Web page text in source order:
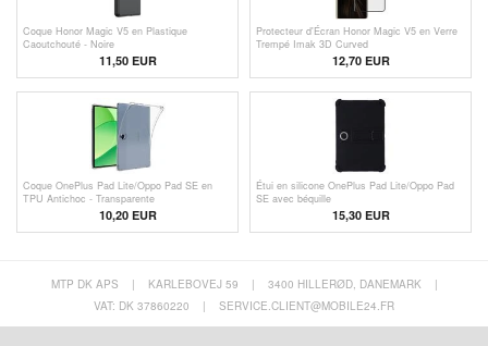
Coque Honor Magic V5 en Plastique
Caoutchouté - Noire
11,50 EUR
Protecteur d'Écran Honor Magic V5 en Verre
Trempé Imak 3D Curved
12,70 EUR
Coque OnePlus Pad Lite/Oppo Pad SE en
TPU Antichoc - Transparente
10,20 EUR
Étui en silicone OnePlus Pad Lite/Oppo Pad
SE avec béquille
15,30EUR
MTP DK APS | KARLEBOVEJ 59 | 3400 HILLERØD, DANEMARK
|
VAT: DK 37860220
| SERVICE.CLIENT@MOBILE24.FR